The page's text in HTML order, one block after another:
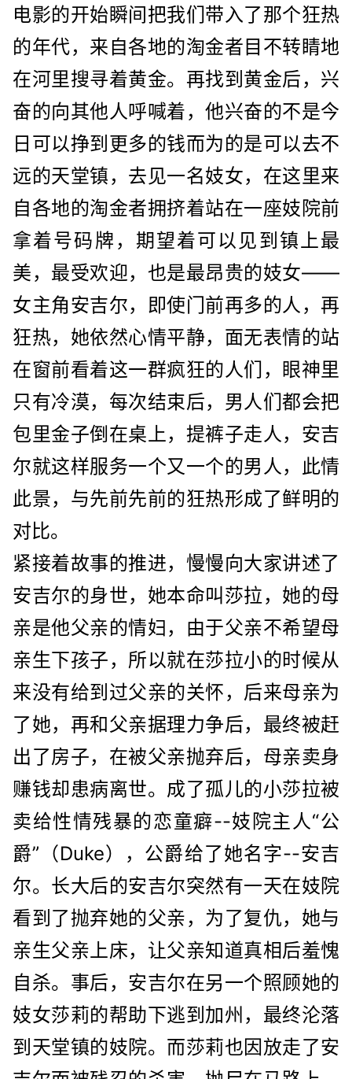
电影的开始瞬间把我们带入了那个狂热
的年代，来自各地的淘金者目不转睛地
在河里搜寻着黄金。再找到黄金后，兴
奋的向其他人呼喊着，他兴奋的不是今
日可以挣到更多的钱而为的是可以去不
远的天堂镇，去见一名妓女，在这里来
自各地的淘金者拥挤着站在一座妓院前
拿着号码牌，期望着可以见到镇上最
美，最受欢迎，也是最昂贵的妓女——
女主角安吉尔，即使门前再多的人，再
狂热，她依然心情平静，面无表情的站
在窗前看着这一群疯狂的人们，眼神里
只有冷漠，每次结束后，男人们都会把
包里金子倒在桌上，提裤子走人，安吉
尔就这样服务一个又一个的男人，此情
此景，与先前先前的狂热形成了鲜明的
对比。
紧接着故事的推进，慢慢向大家讲述了
安吉尔的身世，她本命叫莎拉，她的母
亲是他父亲的情妇，由于父亲不希望母
亲生下孩子，所以就在莎拉小的时候从
来没有给到过父亲的关怀，后来母亲为
了她，再和父亲据理力争后，最终被赶
出了房子，在被父亲抛弃后，母亲卖身
赚钱却患病离世。成了孤儿的小莎拉被
卖给性情残暴的恋童癖--妓院主人“公
爵”（Duke），公爵给了她名字--安吉
尔。长大后的安吉尔突然有一天在妓院
看到了抛弃她的父亲，为了复仇，她与
亲生父亲上床，让父亲知道真相后羞愧
自杀。事后，安吉尔在另一个照顾她的
妓女莎莉的帮助下逃到加州，最终沦落
到天堂镇的妓院。而莎莉也因放走了安